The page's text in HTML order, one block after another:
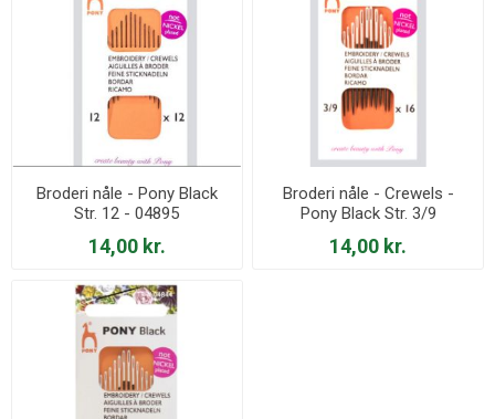
Broderi nåle - Pony Black
Str. 12 - 04895
14,00 kr.
Broderi nåle - Crewels -
Pony Black Str. 3/9
14,00 kr.